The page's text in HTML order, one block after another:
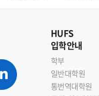
HUFS
입학안내
학부
일반대학원
통번역대학원